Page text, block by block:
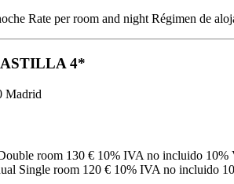
Rate per room and night Régimen de
4*
Madrid
room 130 € 10% IVA no incluido 10%
Single room 120 € 10% IVA no incluido